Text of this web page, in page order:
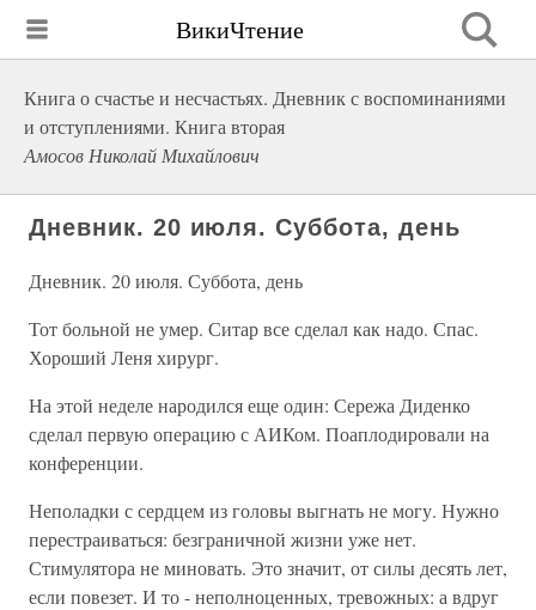
ВикиЧтение
Книга о счастье и несчастьях. Дневник с воспоминаниями
и отступлениями. Книга вторая
Амосов Николай Михайлович
Дневник. 20 июля. Суббота, день
Дневник. 20 июля. Суббота, день
Тот больной не умер. Ситар все сделал как надо. Спас.
Хороший Леня хирург.
На этой неделе народился еще один: Сережа Диденко
сделал первую операцию с АИКом. Поаплодировали на
конференции.
Неполадки с сердцем из головы выгнать не могу. Нужно
перестраиваться: безграничной жизни уже нет.
Стимулятора не миновать. Это значит, от силы десять лет,
если повезет. И то - неполноценных, тревожных: а вдруг